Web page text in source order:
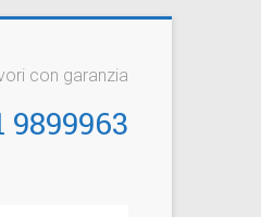
con garanzia
9899963